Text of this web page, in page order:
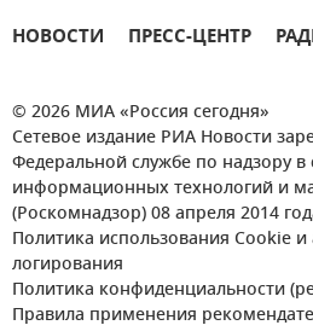
НОВОСТИ ПРЕСС-ЦЕНТР
© 2026 МИА «Россия сегодня»
Сетевое издание РИА Новости
Федеральной службе по надзору в
информационных технологий и
(Роскомнадзор) 08 апреля 2014
Политика использования Cookie и
логирования
Политика конфиденциальности
Правила применения